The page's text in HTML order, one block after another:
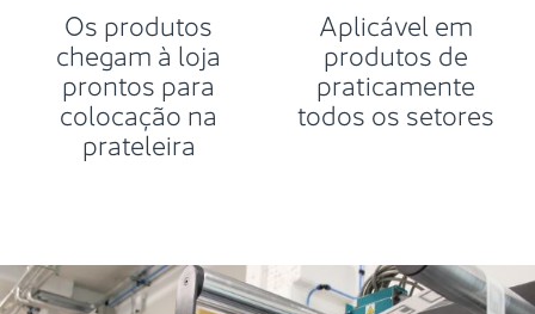
Os produtos
chegam à loja
prontos para
colocação na
prateleira
Aplicável em
produtos de
praticamente
todos os setores